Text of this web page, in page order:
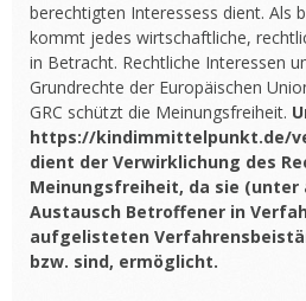
berechtigten Interessess dient. Als
kommt jedes wirtschaftliche,
in Betracht. Rechtliche Interessen
Grundrechte der Europäischen
GRC schützt die Meinungsfreiheit.
https://kindimmittelpunkt.de/
dient der Verwirklichung des
Meinungsfreiheit, da sie (unter
Austausch Betroffener in
aufgelisteten
bzw. sind, ermöglicht.